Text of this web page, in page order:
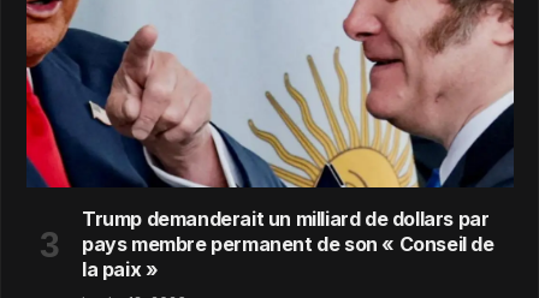
Trump demanderait un milliard de dollars par
pays membre permanent de son « Conseil de
la paix »